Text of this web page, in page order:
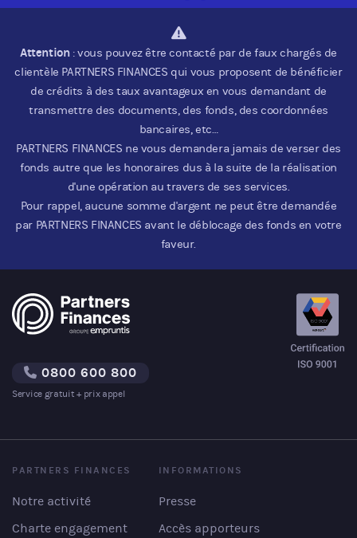
Attention: vous pouvez être contacté par de faux chargés de
clientèle PARTNERS FINANCES qui vous proposent de bénéficier
de crédits à des taux avantageux en vous demandant de
transmettre des documents, des fonds, des coordonnées
bancaires, etc…
PARTNERS FINANCES ne vous demandera jamais de verser des
fonds autre que les honoraires dus à la suite de la réalisation
d'une opération au travers de ses services.
Pour rappel, aucune somme d'argent ne peut être demandée
par PARTNERS FINANCES avant le déblocage des fonds en votre
faveur.
0800 600 800
Service gratuit + prix appel
PARTNERS FINANCES
Notre activité
Charte engagement
INFORMATIONS
Presse
Accès apporteurs